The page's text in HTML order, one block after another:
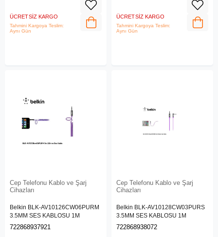
ÜCRETSIZ KARGO
Tahmini Kargoya Teslim:
Aynı Gün
ÜCRETSIZ KARGO
Tahmini Kargoya Teslim:
Aynı Gün
Cep Telefonu Kablo ve Şarj
Cihazları
Belkin BLK-AV10126CW06PURM
3.5MM SES KABLOSU 1M
722868937921
Cep Telefonu Kablo ve Şarj
Cihazları
Belkin BLK-AV10128CW03PURS
3.5MM SES KABLOSU 1M
722868938072